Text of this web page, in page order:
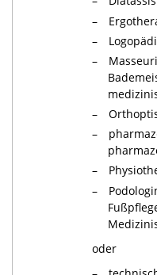
oder